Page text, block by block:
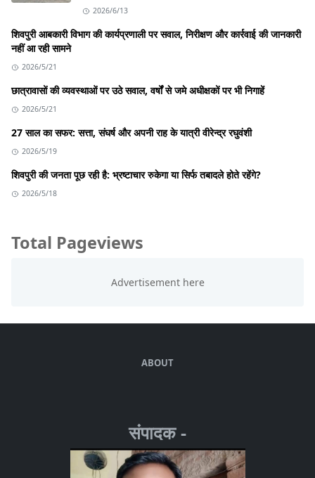
2026/6/13
शिवपुरी आबकारी विभाग की कार्यप्रणाली पर सवाल, निरीक्षण और कार्रवाई की जानकारी
नहीं आ रही सामने
2026/5/21
छात्रावासों की व्यवस्थाओं पर उठे सवाल, वर्षों से जमे अधीक्षकों पर भी निगाहें
2026/5/21
27 साल का सफर: सत्ता, संघर्ष और अपनी राह के यात्री वीरेन्द्र रघुवंशी
2026/5/19
शिवपुरी की जनता पूछ रही है: भ्रष्टाचार रुकेगा या सिर्फ तबादले होते रहेंगे?
2026/5/18
Total Pageviews
ABOUT
संपादक -